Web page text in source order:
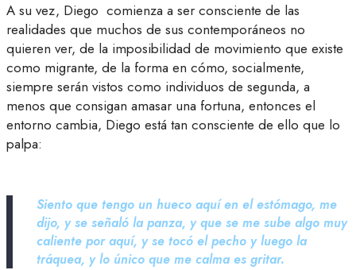
A su vez, Diego comienza a ser consciente de las
realidades que muchos de sus contemporáneos no
quieren ver, de la imposibilidad de movimiento que existe
como migrante, de la forma en cómo, socialmente,
siempre serán vistos como individuos de segunda, a
menos que consigan amasar una fortuna, entonces el
entorno cambia, Diego está tan consciente de ello que lo
palpa:
Siento que tengo un hueco aquí en el estómago, me
dijo, y se señaló la panza, y que se me sube algo muy
caliente por aquí, y se tocó el pecho y luego la
tráquea, y lo único que me calma es gritar.